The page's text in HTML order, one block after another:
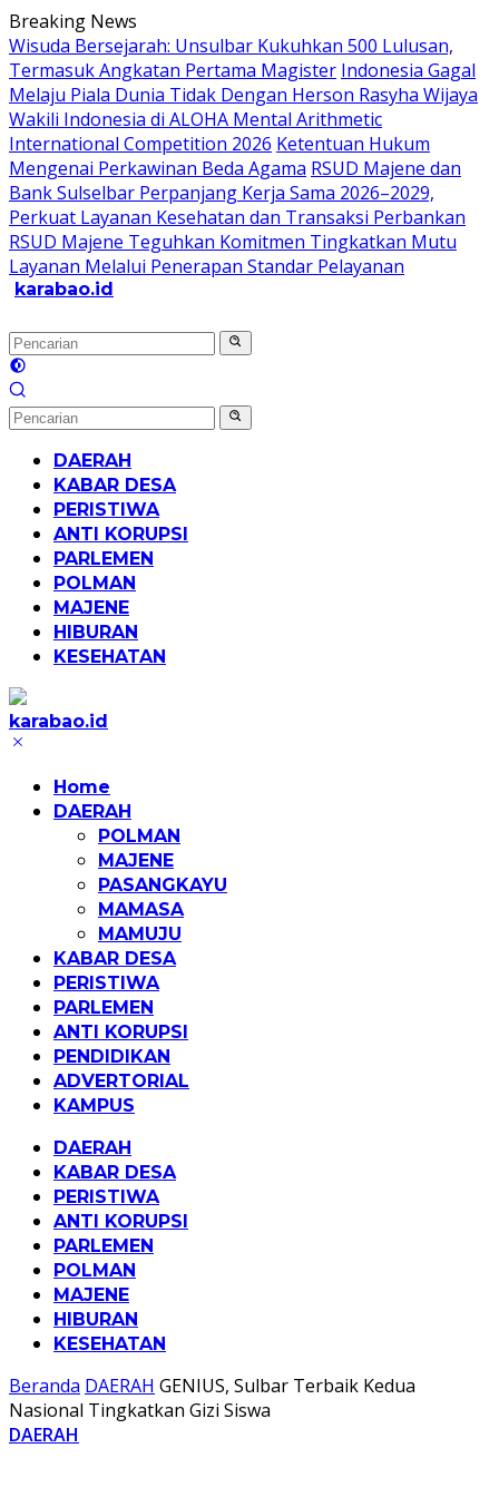
Langsung
ke
konten
Breaking News
Wisuda Bersejarah: Unsulbar Kukuhkan 500 Lulusan,
Termasuk Angkatan Pertama Magister Indonesia Gagal
Melaju Piala Dunia Tidak Dengan Herson Rasyha Wijaya
Wakili Indonesia di ALOHA Mental Arithmetic
International Competition 2026 Ketentuan Hukum
Mengenai Perkawinan Beda Agama RSUD Majene dan
Bank Sulselbar Perpanjang Kerja Sama 2026–2029,
Perkuat Layanan Kesehatan dan Transaksi Perbankan
RSUD Majene Teguhkan Komitmen Tingkatkan Mutu
Layanan Melalui Penerapan Standar Pelayanan
karabao.id
dan
Tajam
DAERAH
KABAR DESA
PERISTIWA
ANTI KORUPSI
PARLEMEN
POLMAN
MAJENE
HIBURAN
KESEHATAN
karabao.id
Tegas
TajamHome
DAERAH
POLMAN
MAJENE
PASANGKAYU
MAMASA
MAMUJU
KABAR DESA
PERISTIWA
PARLEMEN
ANTI KORUPSI
PENDIDIKAN
ADVERTORIAL
KAMPUS
DAERAH
KABAR DESA
PERISTIWA
ANTI KORUPSI
PARLEMEN
POLMAN
MAJENE
HIBURAN
KESEHATAN
Beranda DAERAH GENIUS, Sulbar Terbaik Kedua
Nasional Tingkatkan Gizi Siswa
DAERAH